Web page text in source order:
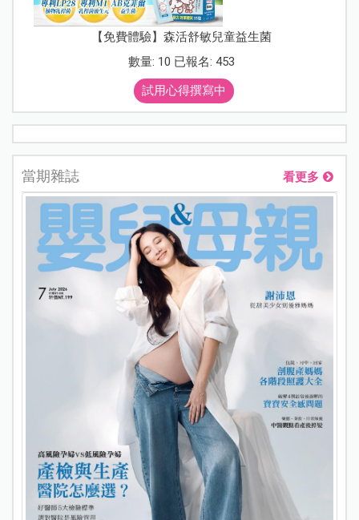
【免費體驗】森活舒敏兒童益生菌
數量: 10 已報名: 453
試用心得撰寫中
當期雜誌 看更多